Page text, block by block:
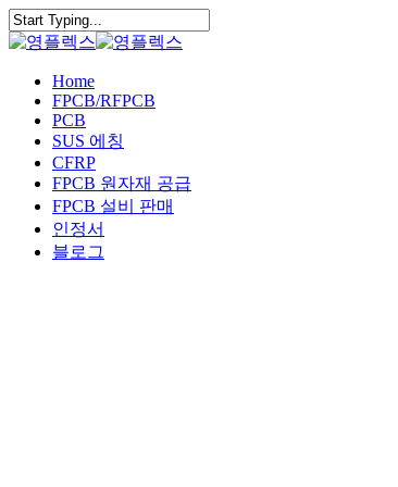
Skip
to
main
content
Close
Menu
Home
FPCB/RFPCB
PCB
SUS 에칭
CFRP
FPCB 원자재 공급
FPCB 설비 판매
인정서
블로그